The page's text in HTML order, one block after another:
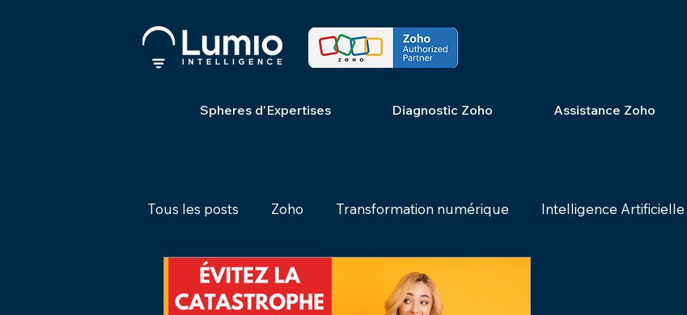
Spheres d'Expertises Diagnostic Zoho Assistance Zoho
Tous les posts Zoho Transformation numérique Intelligence Artificielle
Processus